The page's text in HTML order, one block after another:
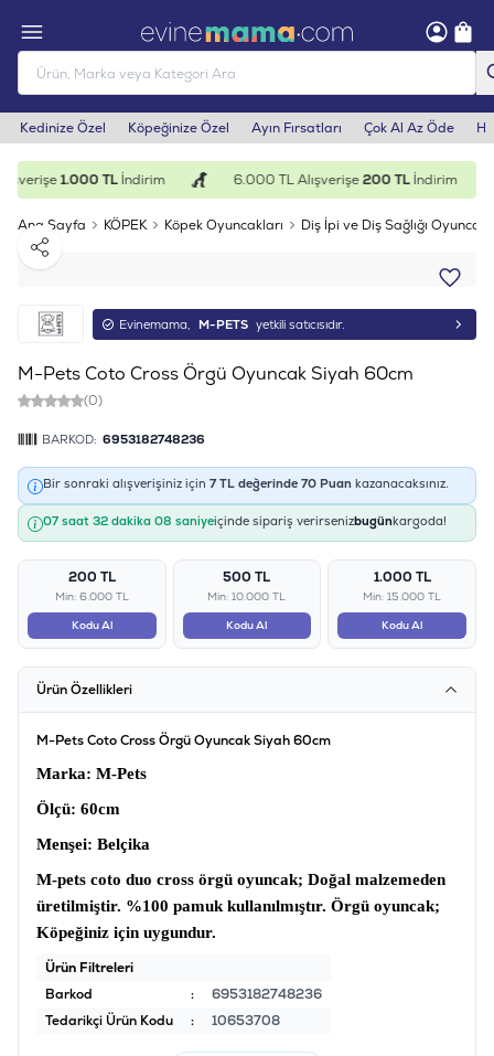
Kedinize Özel Köpeğinize Özel Ayın Fırsatları Çok Al Az Öde
1.000 TLİndirim 6.000 TL Alışverişe200 TLİndirim
Ana Sayfa KÖPEK Köpek Oyuncakları
Diş İpi ve Diş Sağlığı
Paylaş
Evinemama, M-PETS yetkili satıcısıdır.
M-Pets Coto Cross Örgü Oyuncak Siyah 60cm
(0)
BARKOD: 6953182748236
Bir sonraki alışverişiniz için 7TL değerinde 70 Puan kazanacaksınız.
07 saat 32 dakika 08 saniyeiçinde sipariş verirsenizbugünkargoda!
200 TL
Min: 6.000 TL
Kodu Al
500 TL
Min: 10.000 TL
Kodu Al
1.000 TL
Min: 15.000 TL
Kodu Al
Ürün Özellikleri
M-Pets Coto Cross Örgü Oyuncak Siyah 60cm
Marka: M-Pets
Ölçü: 60cm
Menşei: Belçika
M-pets coto duo cross örgü oyuncak; Doğal malzemeden
üretilmiştir. %100 pamuk kullanılmıştır. Örgü oyuncak;
Köpeğiniz için uygundur.
Ürün Filtreleri
Barkod
:
6953182748236
Tedarikçi Ürün Kodu
: 10653708